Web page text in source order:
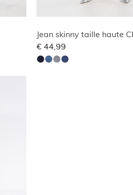
Jean skinny taille haute
€ 44,99